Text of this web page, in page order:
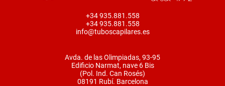
+34 935.881.558
+34 935.881.558
info@tuboscapilares.es
Avda. de las Olimpiadas, 93-95
Edificio Narmat, nave 6 Bis
(Pol. Ind. Can Rosés)
08191 Rubí. Barcelona